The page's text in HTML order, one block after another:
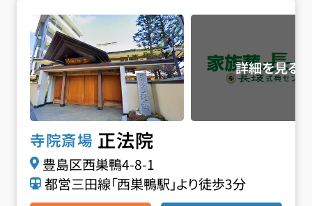
寺院斎場 正法院
豊島区西巣鴨4-8-1
都営三田線「西巣鴨駅」より徒歩3分